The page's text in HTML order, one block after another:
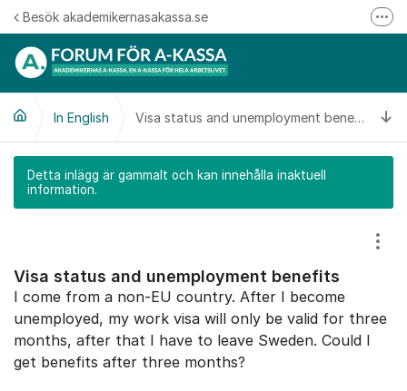
Hoppa till innehåll
Besök akademikernasakassa.se
Följ oss på Linkedin
In English Visa status and unemployment benefits
Detta inlägg är gammalt och kan innehålla inaktuell
information.
Visa status and unemployment benefits
I come from a non-EU country. After I become
unemployed, my work visa will only be valid for three
months, after that I have to leave Sweden. Could I
get benefits after three months?